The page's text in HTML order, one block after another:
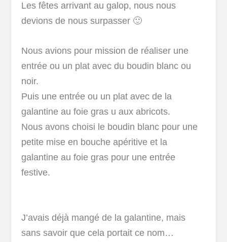
Les fêtes arrivant au galop, nous nous
devions de nous surpasser 🙂
Nous avions pour mission de réaliser une
entrée ou un plat avec du boudin blanc ou
noir.
Puis une entrée ou un plat avec de la
galantine au foie gras u aux abricots.
Nous avons choisi le boudin blanc pour une
petite mise en bouche apéritive et la
galantine au foie gras pour une entrée
festive.
J’avais déjà mangé de la galantine, mais
sans savoir que cela portait ce nom…